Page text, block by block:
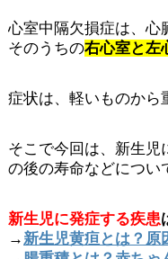
心室中隔欠損症は、心
そのうちの右心室と左
症状は、軽いものから
そこで今回は、新生児
の後の寿命などについ
新生児に発症する疾患
→ 新生児黄疸とは？原